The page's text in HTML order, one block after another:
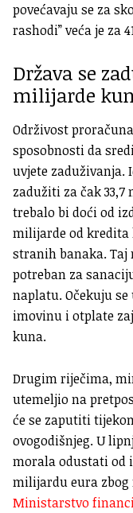
povećavaju se za
rashodi” veća je za
Država se
milijarde
Održivost
sposobnosti da
uvjete zaduživanja.
zadužiti za čak
trebalo bi doći od
milijarde od kredita
stranih banaka. Taj
potreban za
naplatu. Očekuju
imovinu i otplate
kuna.
Drugim riječima,
utemeljio na
će se zaputiti
ovogodišnjeg. U
morala odustati od
milijardu eura
Ministarstvo